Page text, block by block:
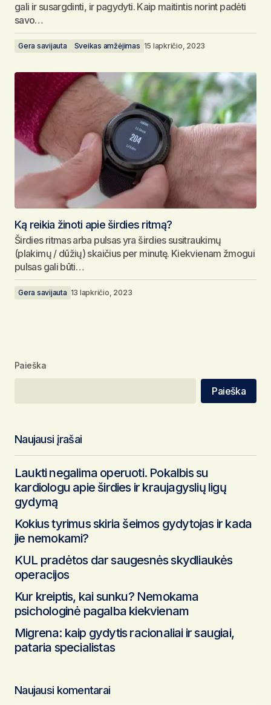
gali ir susargdinti, ir pagydyti. Kaip maitintis norint padėti
savo…
Gera savijauta Sveikas amžėjimas 15 lapkričio, 2023
Ką reikia žinoti apie širdies ritmą?
Širdies ritmas arba pulsas yra širdies susitraukimų
(plakimų / dūžių) skaičius per minutę. Kiekvienam žmogui
pulsas gali būti…
Gera savijauta 13 lapkričio, 2023
Paieška
Paieška
Naujausi įrašai
Laukti negalima operuoti. Pokalbis su
kardiologu apie širdies ir kraujagyslių ligų
gydymą
Kokius tyrimus skiria šeimos gydytojas ir kada
jie nemokami?
KUL pradėtos dar saugesnės skydliaukės
operacijos
Kur kreiptis, kai sunku? Nemokama
psichologinė pagalba kiekvienam
Migrena: kaip gydytis racionaliai ir saugiai,
pataria specialistas
Naujausi komentarai